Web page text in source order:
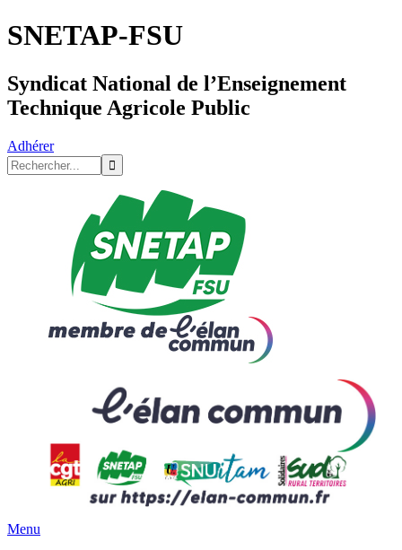
SNETAP-FSU
Syndicat National de l’Enseignement
Technique Agricole Public
Adhérer
Menu